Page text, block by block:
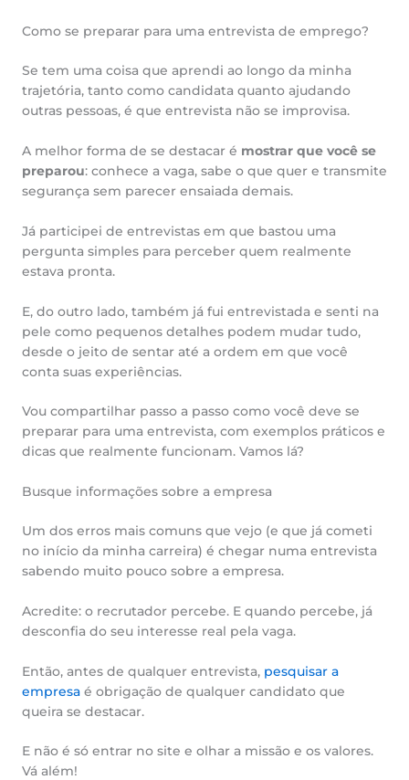
Como se preparar para uma entrevista de emprego?
Se tem uma coisa que aprendi ao longo da minha
trajetória, tanto como candidata quanto ajudando
outras pessoas, é que entrevista não se improvisa.
A melhor forma de se destacar é mostrar que você se
preparou: conhece a vaga, sabe o que quer e transmite
segurança sem parecer ensaiada demais.
Já participei de entrevistas em que bastou uma
pergunta simples para perceber quem realmente
estava pronta.
E, do outro lado, também já fui entrevistada e senti na
pele como pequenos detalhes podem mudar tudo,
desde o jeito de sentar até a ordem em que você
conta suas experiências.
Vou compartilhar passo a passo como você deve se
preparar para uma entrevista, com exemplos práticos e
dicas que realmente funcionam. Vamos lá?
Busque informações sobre a empresa
Um dos erros mais comuns que vejo (e que já cometi
no início da minha carreira) é chegar numa entrevista
sabendo muito pouco sobre a empresa.
Acredite: o recrutador percebe. E quando percebe, já
desconfia do seu interesse real pela vaga.
Então, antes de qualquer entrevista, pesquisar a
empresa é obrigação de qualquer candidato que
queira se destacar.
E não é só entrar no site e olhar a missão e os valores.
Vá além!